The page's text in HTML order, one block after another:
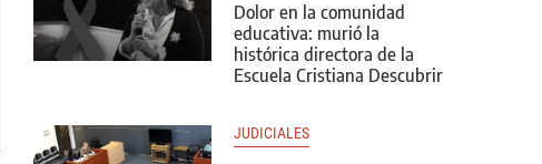
Dolor en la comunidad
educativa: murió la
histórica directora de la
Escuela Cristiana Descubrir
JUDICIALES